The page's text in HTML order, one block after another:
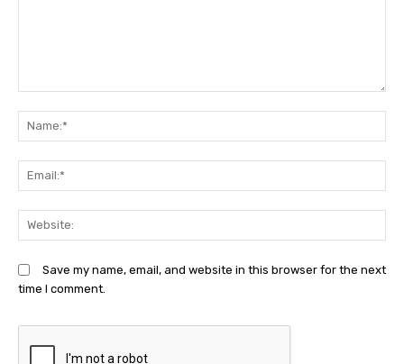
Save my name, email, and website in this browser for the next
time I comment.